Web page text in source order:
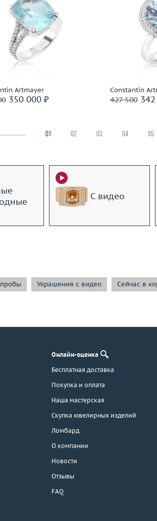
Artmayer
350 000 ₽
золото 585 пробы
Constantin
427 500342
Материал
01 02 03 04 05
С видео
Украшения с видео Сейчас в
Онлайн-оценка
Бесплатная доставка
Покупка и оплата
Наша мастерская
Скупка ювелирных изделий
Ломбард
О компании
Новости
Отзывы
FAQ